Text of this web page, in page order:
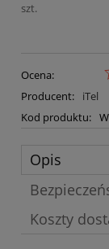
szt.
Ocena:
Producent:
iTel
Kod produktu:
Opis
Koszty
Cena nie